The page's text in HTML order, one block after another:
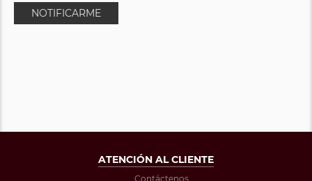
NOTIFICARME
ATENCIÓN AL CLIENTE
Contáctenos